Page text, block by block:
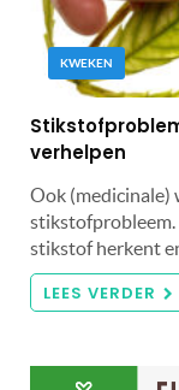
KWEKEN
verhelpen
Ook (medicinale)
stikstofprobleem.
stikstof herkent
LEES VERDER